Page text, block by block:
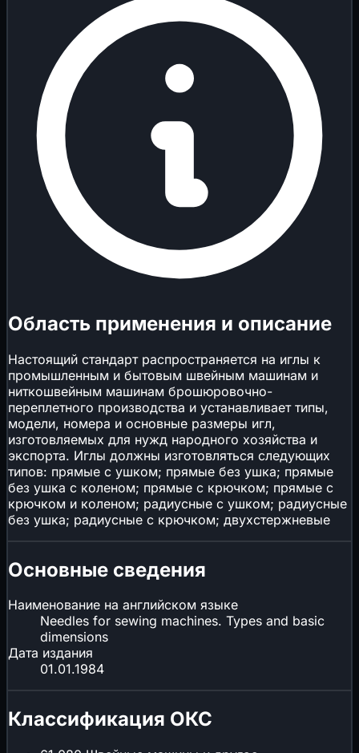
Область применения и описание
Настоящий стандарт распространяется на иглы к
промышленным и бытовым швейным машинам и
ниткошвейным машинам брошюровочно-
переплетного производства и устанавливает типы,
модели, номера и основные размеры игл,
изготовляемых для нужд народного хозяйства и
экспорта. Иглы должны изготовляться следующих
типов: прямые с ушком; прямые без ушка; прямые
без ушка с коленом; прямые с крючком; прямые с
крючком и коленом; радиусные с ушком; радиусные
без ушка; радиусные с крючком; двухстержневые
Основные сведения
Наименование на английском языке
Needles for sewing machines. Types and basic
dimensions
Дата издания
01.01.1984
Классификация ОКС